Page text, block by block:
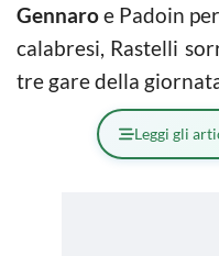
Gennaroe Padoin
calabresi, Rastelli
tre gare della
Leggi gli